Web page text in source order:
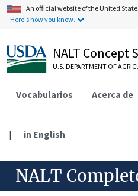
An official website of the United
Here's how you know.
NALT Concept
U.S. DEPARTMENT OF
Vocabularios Acerca de
| in English
NALT